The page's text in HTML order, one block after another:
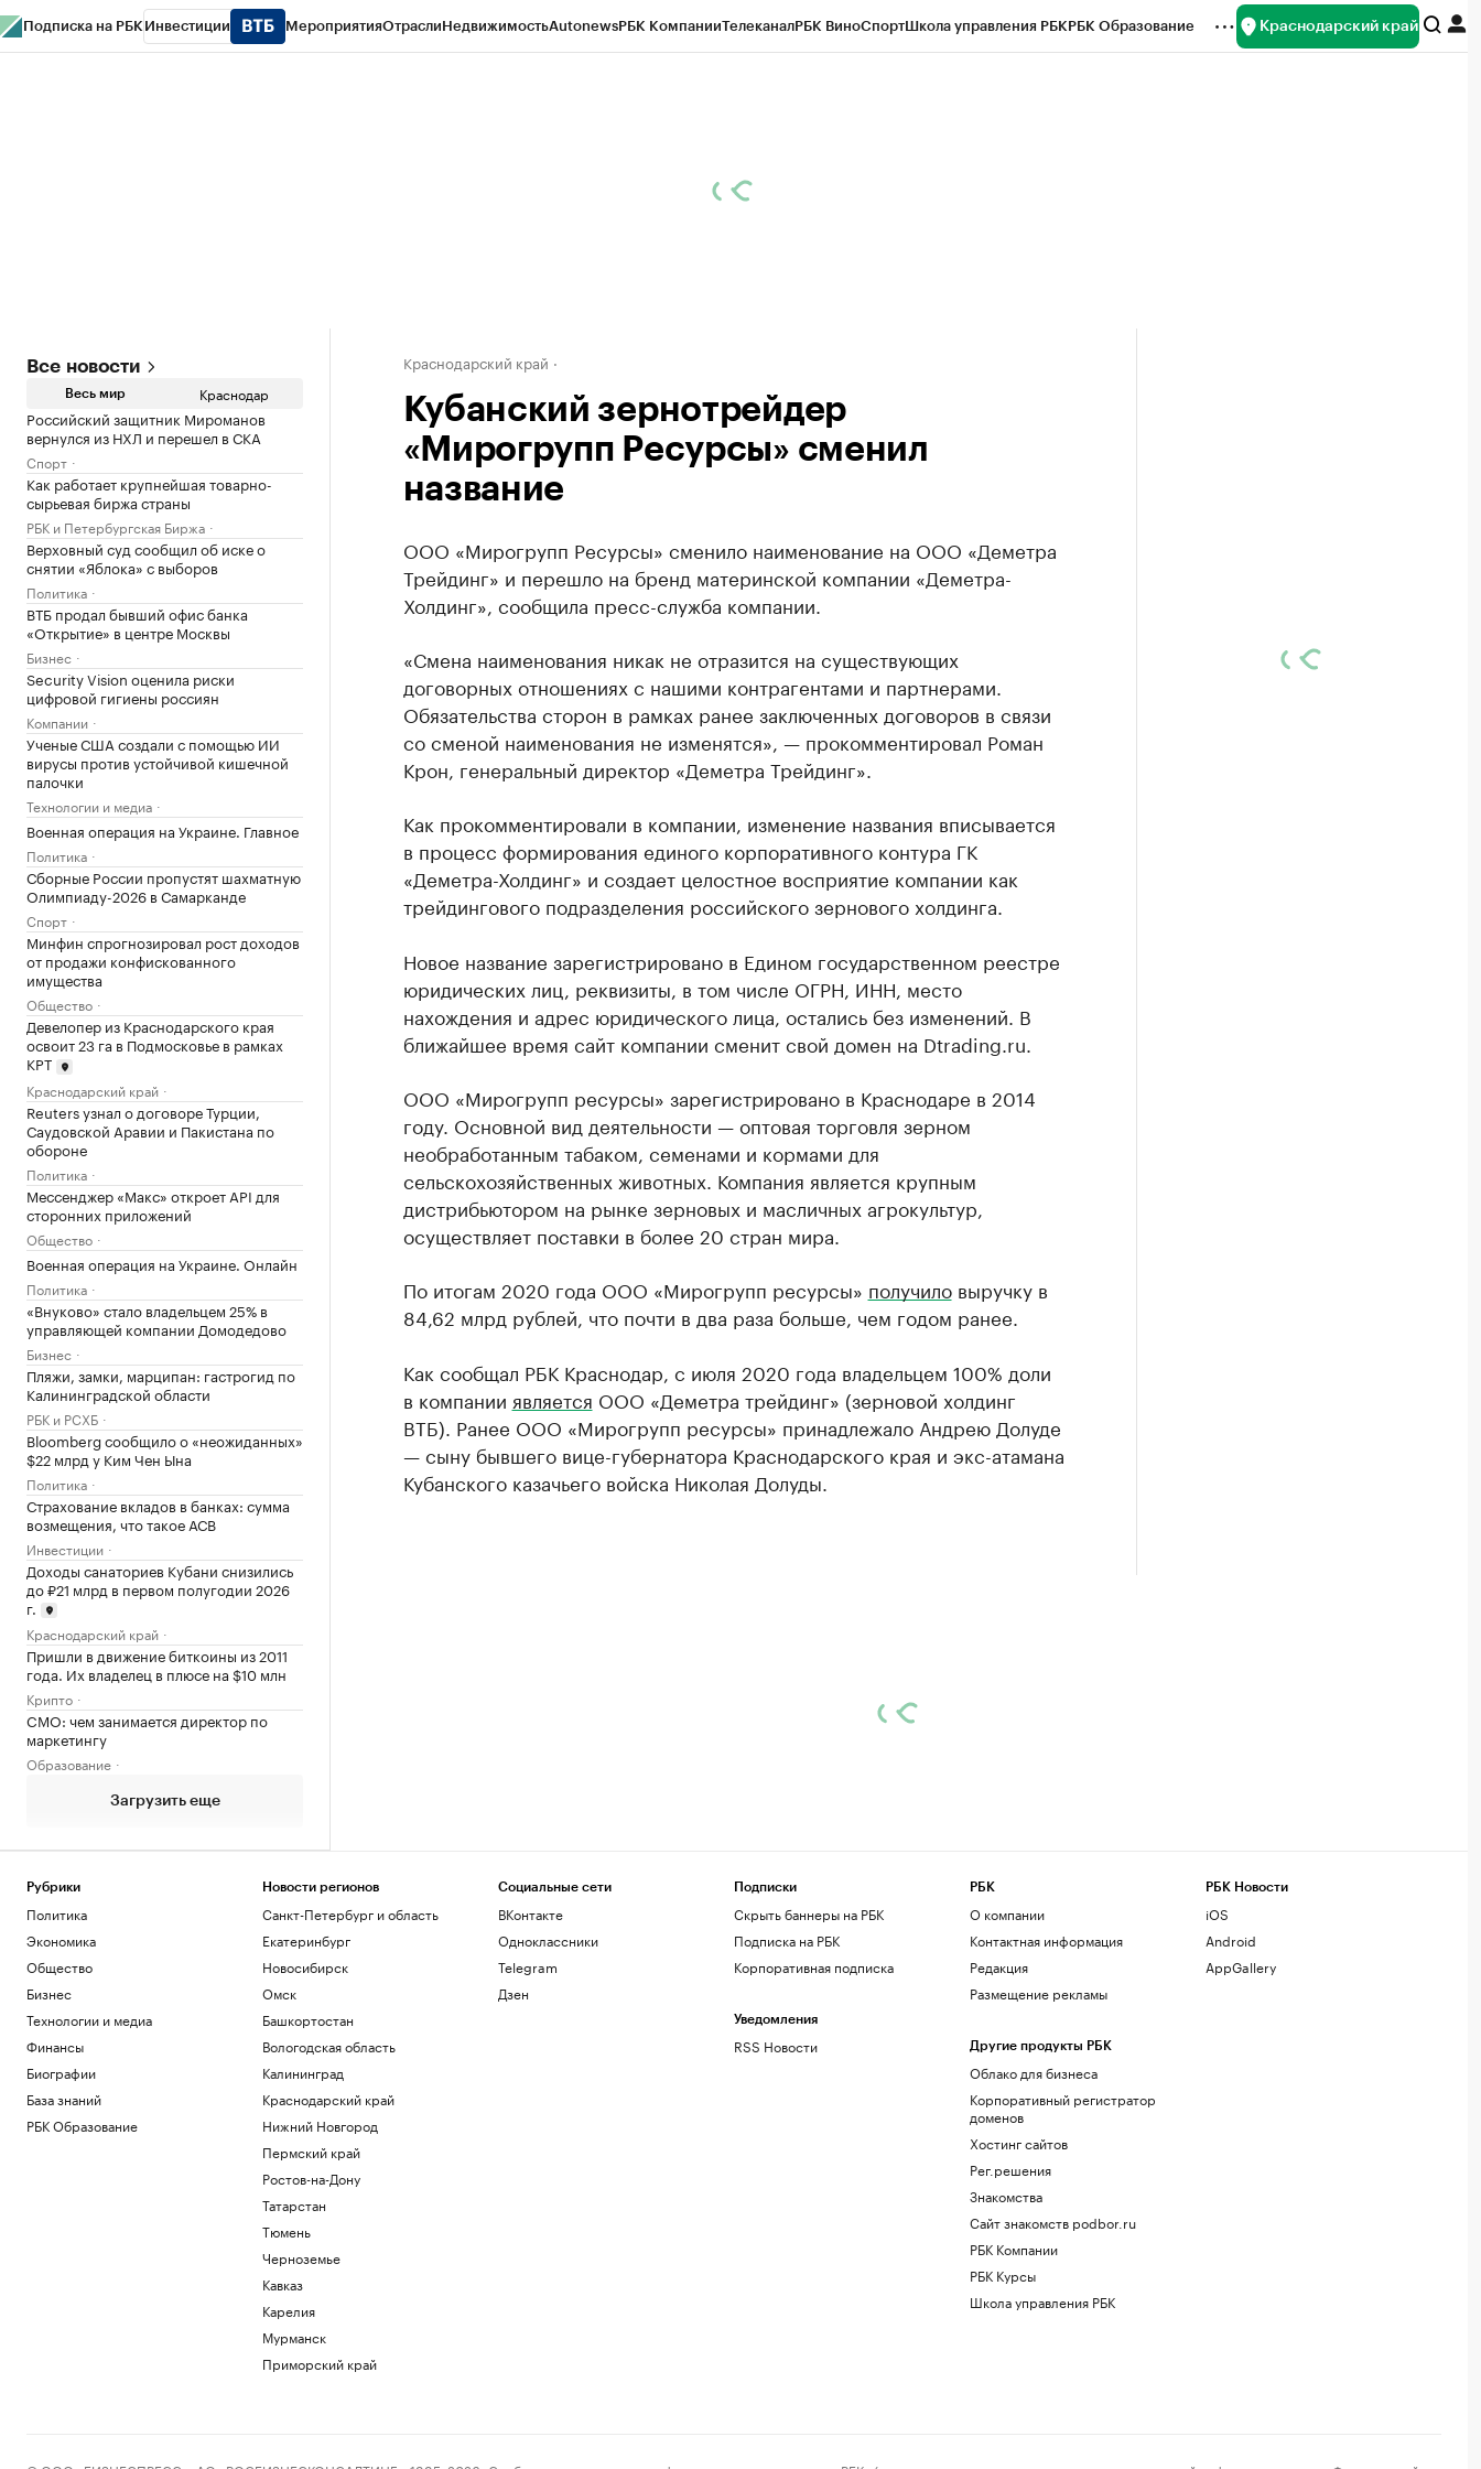
Подписка на РБК Инвестиции МероприятияОтраслиНедвижимостьAutonewsРБК КомпанииТелеканалРБК ВиноСпортШкола управления РБКРБК Образование Краснодарский край
Все новости
Весь мир Краснодар
Российский защитник Мироманов
вернулся из НХЛ и перешел в СКА
Спорт
Как работает крупнейшая товарно-
сырьевая биржа страны
РБК и Петербургская Биржа
Верховный суд сообщил об иске о
снятии «Яблока» с выборов
Политика
ВТБ продал бывший офис банка
«Открытие» в центре Москвы
Бизнес
Security Vision оценила риски
цифровой гигиены россиян
Компании
Ученые США создали с помощью ИИ
вирусы против устойчивой кишечной
палочки
Технологии и медиа
Военная операция на Украине. Главное
Политика
Сборные России пропустят шахматную
Олимпиаду-2026 в Самарканде
Спорт
Минфин спрогнозировал рост доходов
от продажи конфискованного
имущества
Общество
Девелопер из Краснодарского края
освоит 23 га в Подмосковье в рамках
КРТ
Краснодарский край
Reuters узнал о договоре Турции,
Саудовской Аравии и Пакистана по
обороне
Политика
Мессенджер «Макс» откроет API для
сторонних приложений
Общество
Военная операция на Украине. Онлайн
Политика
«Внуково» стало владельцем 25% в
управляющей компании Домодедово
Бизнес
Пляжи, замки, марципан: гастрогид по
Калининградской области
РБК и РСХБ
Bloomberg сообщило о «неожиданных»
$22 млрд у Ким Чен Ына
Политика
Страхование вкладов в банках: сумма
возмещения, что такое АСВ
Инвестиции
Доходы санаториев Кубани снизились
до ₽21 млрд в первом полугодии 2026
г.
Краснодарский край
Пришли в движение биткоины из 2011
года. Их владелец в плюсе на $10 млн
Крипто
CMO: чем занимается директор по
маркетингу
Образование
Загрузить еще
Краснодарский край
Кубанский зернотрейдер
«Мирогрупп Ресурсы» сменил
название
ООО «Мирогрупп Ресурсы» сменило наименование на ООО «Деметра
Трейдинг» и перешло на бренд материнской компании «Деметра-
Холдинг», сообщила пресс-служба компании.
«Смена наименования никак не отразится на существующих
договорных отношениях с нашими контрагентами и партнерами.
Обязательства сторон в рамках ранее заключенных договоров в связи
со сменой наименования не изменятся», — прокомментировал Роман
Крон, генеральный директор «Деметра Трейдинг».
Как прокомментировали в компании, изменение названия вписывается
в процесс формирования единого корпоративного контура ГК
«Деметра-Холдинг» и создает целостное восприятие компании как
трейдингового подразделения российского зернового холдинга.
Новое название зарегистрировано в Едином государственном реестре
юридических лиц, реквизиты, в том числе ОГРН, ИНН, место
нахождения и адрес юридического лица, остались без изменений. В
ближайшее время сайт компании сменит свой домен на Dtrading.ru.
ООО «Мирогрупп ресурсы» зарегистрировано в Краснодаре в 2014
году. Основной вид деятельности — оптовая торговля зерном
необработанным табаком, семенами и кормами для
сельскохозяйственных животных. Компания является крупным
дистрибьютором на рынке зерновых и масличных агрокультур,
осуществляет поставки в более 20 стран мира.
По итогам 2020 года ООО «Мирогрупп ресурсы» получиловыручку в
84,62 млрд рублей, что почти в два раза больше, чем годом ранее.
Как сообщал РБК Краснодар, с июля 2020 года владельцем 100% доли
в компании является ООО «Деметра трейдинг» (зерновой холдинг
ВТБ). Ранее ООО «Мирогрупп ресурсы» принадлежало Андрею Долуде
— сыну бывшего вице-губернатора Краснодарского края и экс-атамана
Кубанского казачьего войска Николая Долуды.
Рубрики
Политика
Экономика
Общество
Бизнес
Технологии и медиа
Финансы
Биографии
База знаний
РБК Образование
Новости регионов
Санкт-Петербург и область
Екатеринбург
Новосибирск
Омск
Башкортостан
Вологодская область
Калининград
Краснодарский край
Нижний Новгород
Пермский край
Ростов-на-Дону
Татарстан
Тюмень
Черноземье
Кавказ
Карелия
Мурманск
Приморский край
Социальные сети
ВКонтакте
Одноклассники
Telegram
Дзен
Подписки
Скрыть баннеры на РБК
Подписка на РБК
Корпоративная подписка
Уведомления
RSS Новости
РБК
О компании
Контактная информация
Редакция
Размещение рекламы
Другие продукты РБК
Облако для бизнеса
Корпоративный регистратор
доменов
Хостинг сайтов
Рег.решения
Знакомства
Сайт знакомств podbor.ru
РБК Компании
РБК Курсы
Школа управления РБК
РБК Новости
iOS
Android
AppGallery